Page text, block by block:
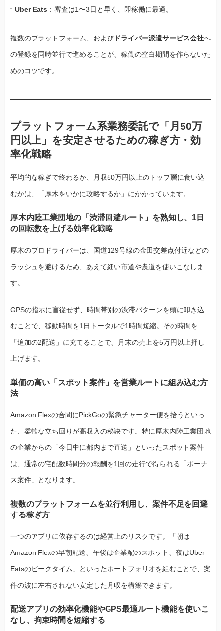
Uber Eats ：審査は1〜3日と早く、即稼働に最適。
複数のプラットフォーム、および ドライバー派遣サービス会社へ
の登録を同時並行で進めることが、稼働の空白期間を作らないた
めのコツです。
プラットフォーム系業務委託で「月50万
円以上」を安定させるための稼ぎ方・効
率化戦略
平均的な稼ぎで終わるか、月収50万円以上のトップ層に食い込
むかは、「厚木をいかに攻略するか」にかかっています。
厚木内陸工業団地の「渋滞回避ルート」を熟知し、1日
の回転数を上げる効率化戦略
厚木のプロドライバーは、国道129号線の金田交差点付近などの
ラッシュを避けるため、あえて細い市道や農道を使いこなしま
す。
GPSの指示に盲従せず、時間帯別の渋滞パターンを頭に叩き込
むことで、移動時間を1日トータルで1時間短縮。その時間を
「追加の2配送」に充てることで、月末の売上を5万円以上押し
上げます。
単価の高い「スポット案件」を営業ルートに組み込む方
法
Amazon Flexの合間にPickGoの緊急チャーター便を拾うといっ
た、柔軟な立ち回りが高収入の秘訣です。特に厚木内陸工業団地
の企業からの「今日中に都内まで直送」といったスポット案件
は、通常の宅配数時間分の報酬を1回の走行で得られる「ボーナ
ス案件」となります。
複数のプラットフォームを並行利用し、案件不足を回避
する稼ぎ方
一つのアプリに依存するのは経営上のリスクです。「朝は
Amazon Flexの早朝配送、午後は企業配のスポット、夜はUber
Eatsのピークタイム」といったポートフォリオを組むことで、案
件の波に左右されない安定した月収を構築できます。
配送アプリの効率化機能やGPS最適ルート機能を使いこ
なし、拘束時間を短縮する